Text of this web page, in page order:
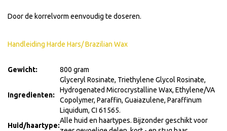
Door de korrelvorm eenvoudig te doseren.
Handleiding Harde Hars/ Brazilian Wax
Gewicht: 800 gram
Ingredienten:
Glyceryl Rosinate, Triethylene Glycol Rosinate,
Hydrogenated Microcrystalline Wax, Ethylene/VA
Copolymer, Paraffin, Guaiazulene, Paraffinum
Liquidum, CI 61565.
Huid/haartype:
Alle huid en haartypes. Bijzonder geschikt voor